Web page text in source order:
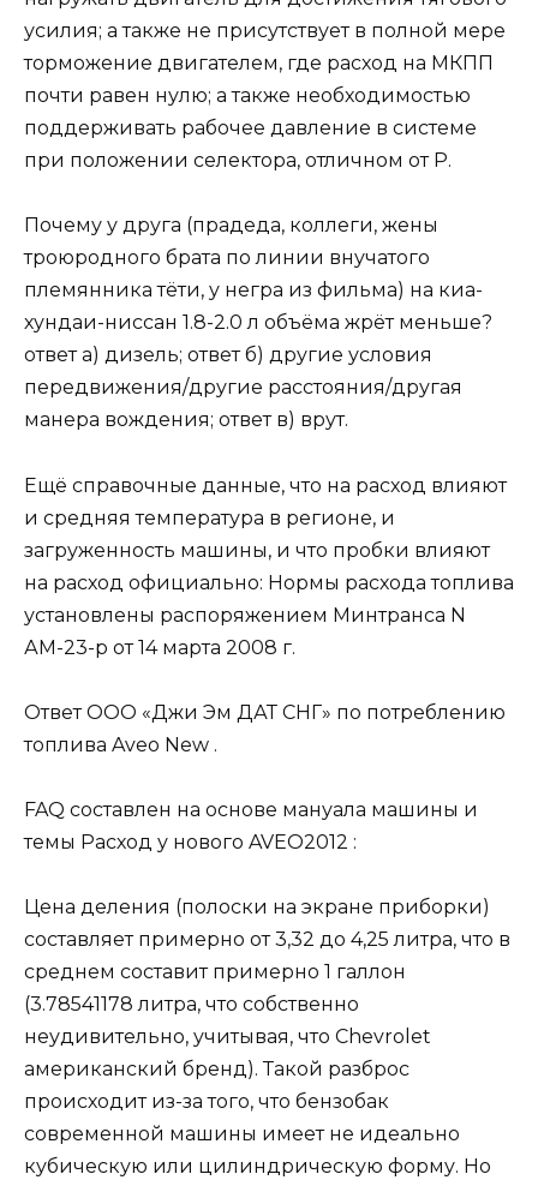
усилия; а также не присутствует в полной мере
торможение двигателем, где расход на МКПП
почти равен нулю; а также необходимостью
поддерживать рабочее давление в системе
при положении селектора, отличном от Р.
Почему у друга (прадеда, коллеги, жены
троюродного брата по линии внучатого
племянника тёти, у негра из фильма) на киа-
хундаи-ниссан 1.8-2.0 л объёма жрёт меньше?
ответ а) дизель; ответ б) другие условия
передвижения/другие расстояния/другая
манера вождения; ответ в) врут.
Ещё справочные данные, что на расход влияют
и средняя температура в регионе, и
загруженность машины, и что пробки влияют
на расход официально: Нормы расхода топлива
установлены распоряжением Минтранса N
АМ-23-р от 14 марта 2008 г.
Ответ ООО «Джи Эм ДАТ СНГ» по потреблению
топлива Aveo New .
FAQ составлен на основе мануала машины и
темы Расход у нового AVEO2012 :
Цена деления (полоски на экране приборки)
составляет примерно от 3,32 до 4,25 литра, что в
среднем составит примерно 1 галлон
(3.78541178 литра, что собственно
неудивительно, учитывая, что Chevrolet
американский бренд). Такой разброс
происходит из-за того, что бензобак
современной машины имеет не идеально
кубическую или цилиндрическую форму. Но